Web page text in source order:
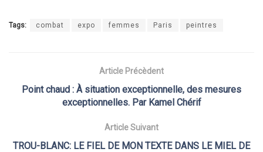
Tags: combat expo femmes Paris peintres
Article Précèdent
Point chaud : À situation exceptionnelle, des mesures
exceptionnelles. Par Kamel Chérif
Article Suivant
TROU-BLANC: LE FIEL DE MON TEXTE DANS LE MIEL DE